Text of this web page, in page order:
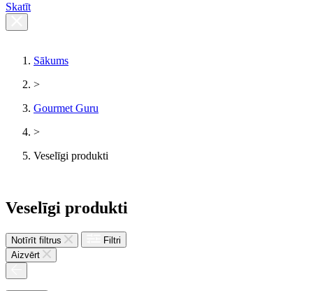
Skatīt
Sākums
>
Gourmet Guru
>
Veselīgi produkti
Veselīgi produkti
Notīrīt filtrus
Filtri
Aizvērt